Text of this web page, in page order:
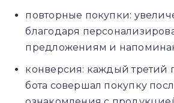
повторные покупки:
благодаря
предложениям и
конверсия: каждый третий
бота совершал покупку